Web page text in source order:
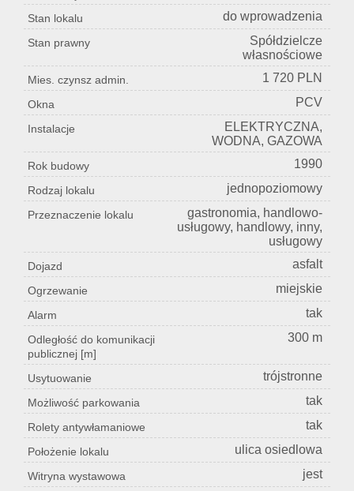
Stan lokalu
do wprowadzenia
Stan prawny
Spółdzielcze
własnościowe
Mies. czynsz admin. 1 720 PLN
Okna PCV
Instalacje
ELEKTRYCZNA,
WODNA, GAZOWA
Rok budowy 1990
Rodzaj lokalu jednopoziomowy
Przeznaczenie lokalu
gastronomia, handlowo-
usługowy, handlowy, inny,
usługowy
Dojazd asfalt
Ogrzewanie miejskie
Alarm tak
Odległość do komunikacji
publicznej [m]
300 m
Usytuowanie trójstronne
Możliwość parkowania tak
Rolety antywłamaniowe tak
Położenie lokalu ulica osiedlowa
Witryna wystawowa jest